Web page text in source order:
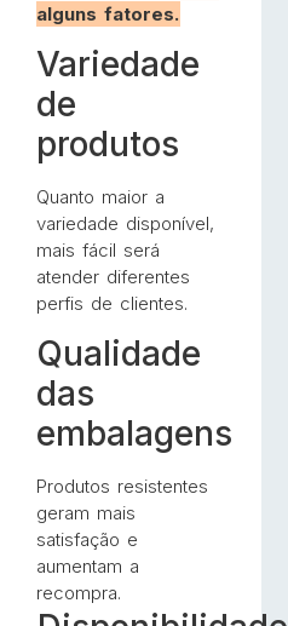
alguns fatores.
Variedade
de
produtos
Quanto maior a
variedade disponível,
mais fácil será
atender diferentes
perfis de clientes.
Qualidade
das
embalagens
Produtos resistentes
geram mais
satisfação e
aumentam a
recompra.